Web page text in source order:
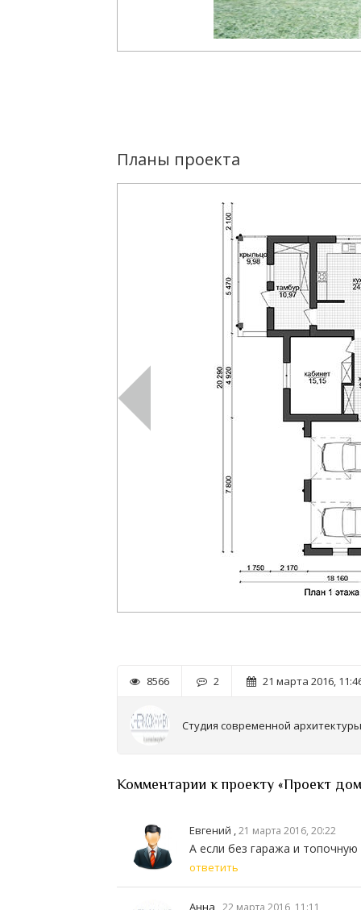
Планы проекта
8566 2 21 марта 2016,
Студия современной
Комментарии к проекту «Проект
Евгений ,21 марта 2016, 20:22
А если без гаража и топочную
ответить
Анна 22 марта 2016, 11:11